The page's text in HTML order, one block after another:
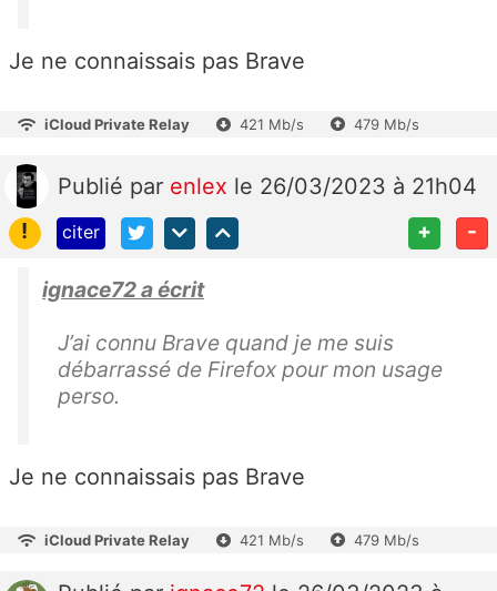
Je ne connaissais pas Brave
iCloud Private Relay 421 Mb/s 479 Mb/s
Publié par enlex le 26/03/2023 à 21h04
!
citer + -
ignace72 a écrit
J’ai connu Brave quand je me suis
débarrassé de Firefox pour mon usage
perso.
Je ne connaissais pas Brave
iCloud Private Relay 421 Mb/s 479 Mb/s